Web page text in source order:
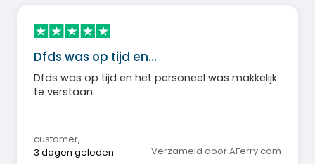
Dfds was op tijd en…
Dfds was op tijd en het personeel was makkelijk
te verstaan.
customer,
3 dagen geleden
Verzameld door AFerry.com